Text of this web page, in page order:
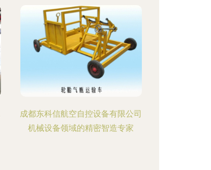
成都东科信航空自控设备有限公司
机械设备领域的精密智造专家